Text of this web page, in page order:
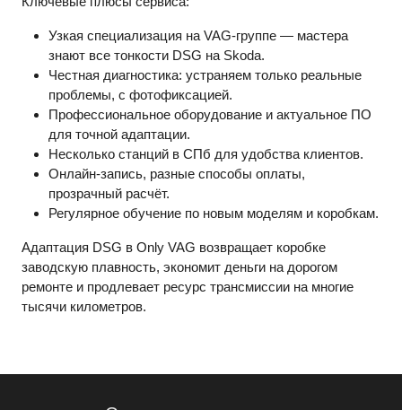
Узкая специализация на VAG-группе — мастера
знают все тонкости DSG на Skoda.
Честная диагностика: устраняем только реальные
проблемы, с фотофиксацией.
Профессиональное оборудование и актуальное ПО
для точной адаптации.
Несколько станций в СПб для удобства клиентов.
Онлайн-запись, разные способы оплаты,
прозрачный расчёт.
Регулярное обучение по новым моделям и коробкам.
Адаптация DSG в Only VAG возвращает коробке
заводскую плавность, экономит деньги на дорогом
ремонте и продлевает ресурс трансмиссии на многие
тысячи километров.